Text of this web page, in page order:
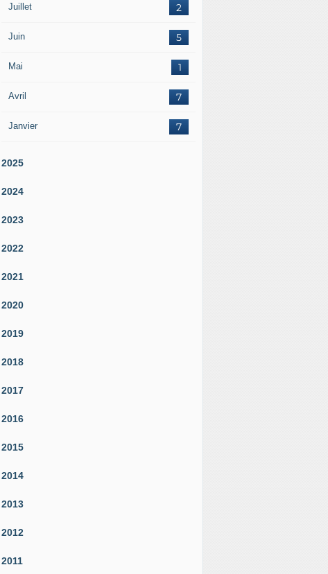
Juillet 2
Juin 5
Mai 1
Avril 7
Janvier 7
2025
2024
2023
2022
2021
2020
2019
2018
2017
2016
2015
2014
2013
2012
2011